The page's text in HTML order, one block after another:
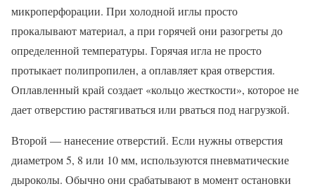
микроперфорации. При холодной иглы просто
прокалывают материал, а при горячей они разогреты до
определенной температуры. Горячая игла не просто
протыкает полипропилен, а оплавляет края отверстия.
Оплавленный край создает «кольцо жесткости», которое не
дает отверстию растягиваться или рваться под нагрузкой.
Второй — нанесение отверстий. Если нужны отверстия
диаметром 5, 8 или 10 мм, используются пневматические
дыроколы. Обычно они срабатывают в момент остановки